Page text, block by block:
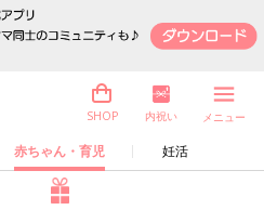
赤ちゃん・育児 妊活
SHOP 内祝い メニュー